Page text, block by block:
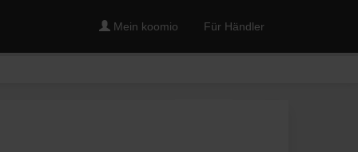
Mein koomio Für Händler